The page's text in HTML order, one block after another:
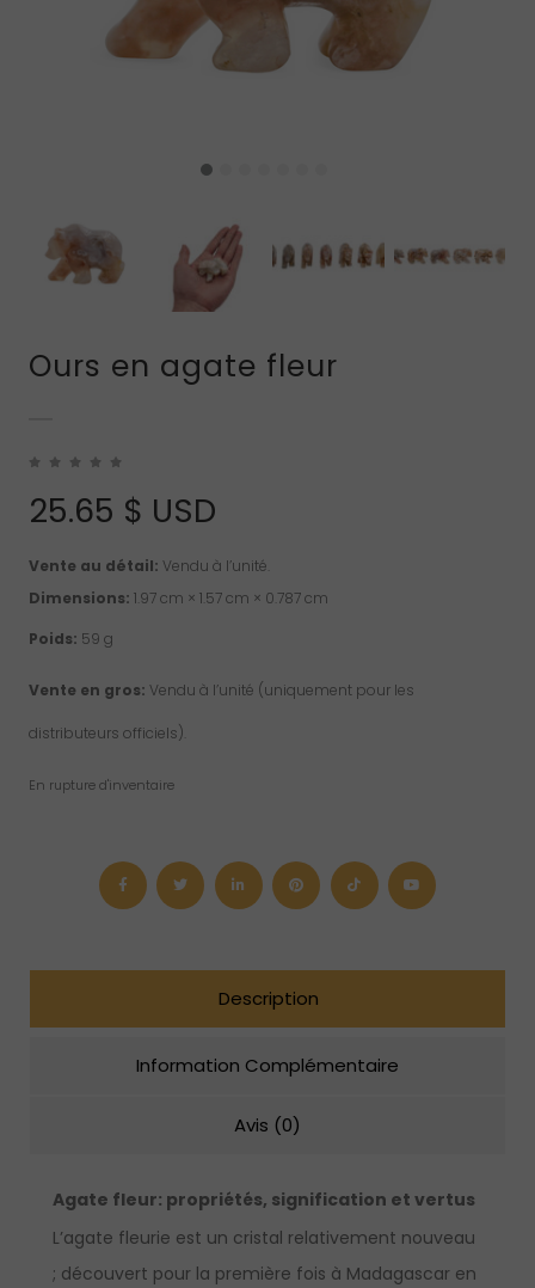
Ours en agate fleur
25.65 $ USD
Vente au détail: Vendu à l’unité.
Dimensions: 1.97 cm × 1.57 cm × 0.787 cm
Poids: 59 g
Vente en gros: Vendu à l’unité (uniquement pour les
distributeurs officiels).
En rupture d'inventaire
Description
Information Complémentaire
Avis (0)
Agate fleur: propriétés, signification et vertus
L’agate fleurie est un cristal relativement nouveau
; découvert pour la première fois à Madagascar en